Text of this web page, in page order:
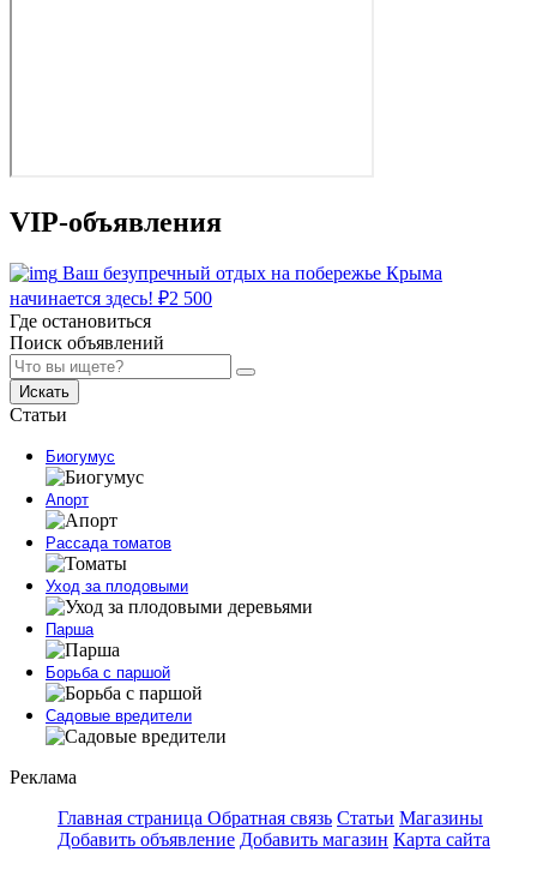
VIP-объявления
Ваш безупречный отдых на побережье Крыма
начинается здесь! ₽2 500
Где остановиться
Поиск объявлений
Искать
Статьи
Биогумус
Апорт
Рассада томатов
Уход за плодовыми
Парша
Борьба с паршой
Садовые вредители
Реклама
Главная страница Обратная связь Статьи Магазины
Добавить объявление Добавить магазин Карта сайта